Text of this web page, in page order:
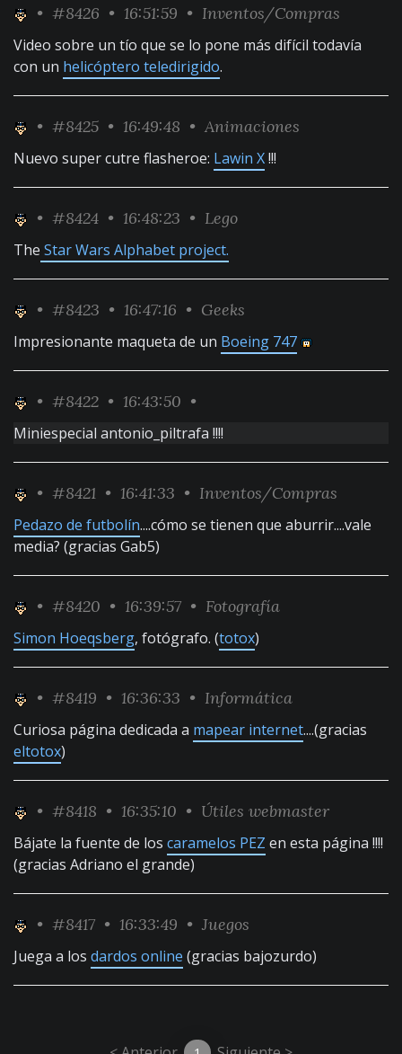
• #8426 • 16:51:59 • Inventos/Compras
Video sobre un tío que se lo pone más difícil todavía
con un helicóptero teledirigido.
• #8425 • 16:49:48 • Animaciones
Nuevo super cutre flasheroe: Lawin X!!!
• #8424 • 16:48:23 • Lego
The Star Wars Alphabet project.
• #8423 • 16:47:16 • Geeks
Impresionante maqueta de un Boeing 747
• #8422 • 16:43:50 •
Miniespecial antonio_piltrafa !!!!
• #8421 • 16:41:33 • Inventos/Compras
Pedazo de futbolín....cómo se tienen que aburrir....vale
media? (gracias Gab5)
• #8420 • 16:39:57 • Fotografía
Simon Hoeqsberg, fotógrafo. (totox)
• #8419 • 16:36:33 • Informática
Curiosa página dedicada a mapear internet....(gracias
eltotox)
• #8418 • 16:35:10 • Útiles webmaster
Bájate la fuente de los caramelos PEZ en esta página !!!!
(gracias Adriano el grande)
• #8417 • 16:33:49 • Juegos
Juega a los dardos online (gracias bajozurdo)